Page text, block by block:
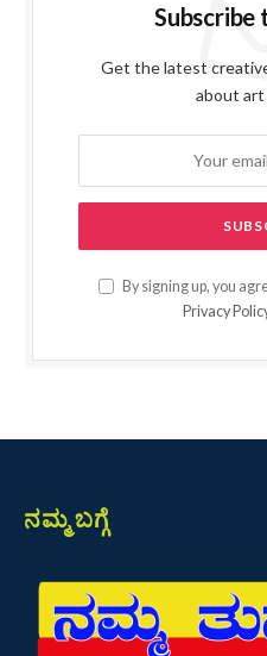
Subscribe
Get the latest
about art
By signing up, you
Privacy
ನಮ್ಮ ಬಗ್ಗೆ